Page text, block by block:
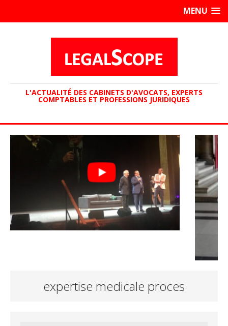
MENU
L'ACTUALITÉ DES CABINETS D'AVOCATS, EXPERTS
COMPTABLES ET PROFESSIONS JURIDIQUES
expertise medicale proces